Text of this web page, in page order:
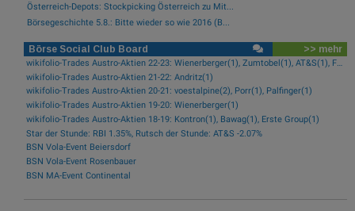
Österreich-Depots: Stockpicking Österreich zu Mit...
Börsegeschichte 5.8.: Bitte wieder so wie 2016 (B...
Börse Social Club Board >> mehr
wikifolio-Trades Austro-Aktien 22-23: Wienerberger(1), Zumtobel(1), AT&S(1), Frequentis(1), FACC(1), Kontron(1)
wikifolio-Trades Austro-Aktien 21-22: Andritz(1)
wikifolio-Trades Austro-Aktien 20-21: voestalpine(2), Porr(1), Palfinger(1)
wikifolio-Trades Austro-Aktien 19-20: Wienerberger(1)
wikifolio-Trades Austro-Aktien 18-19: Kontron(1), Bawag(1), Erste Group(1)
Star der Stunde: RBI 1.35%, Rutsch der Stunde: AT&S -2.07%
BSN Vola-Event Beiersdorf
BSN Vola-Event Rosenbauer
BSN MA-Event Continental